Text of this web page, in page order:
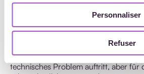
Personnaliser
Refuser
Aber lassen Sie uns den Faden
Ihrer Person zurückkehren. Sie
Sie sich selbst oder Ihren Bildschirm
den richtigen Tonfall zu treffen.
dass man sich bei einem Wort
technisches Problem auftritt, aber für